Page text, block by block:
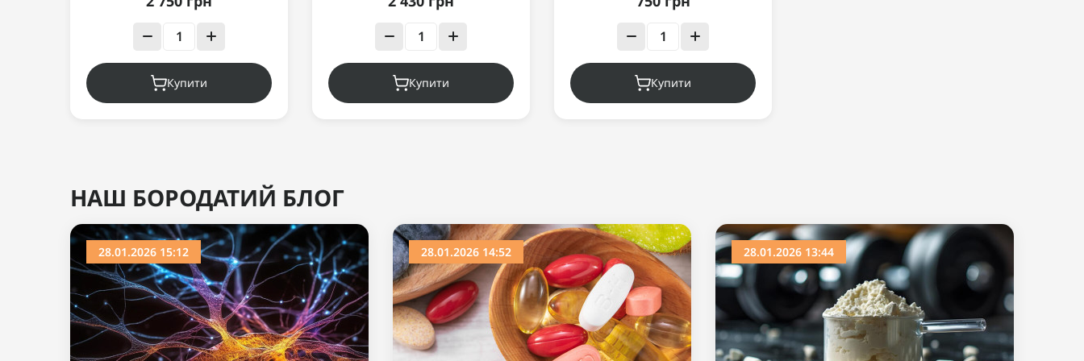
Купити Купити Купити
НАШ БОРОДАТИЙ БЛОГ
28.01.2026 15:12 28.01.2026 14:52 28.01.2026 13:44